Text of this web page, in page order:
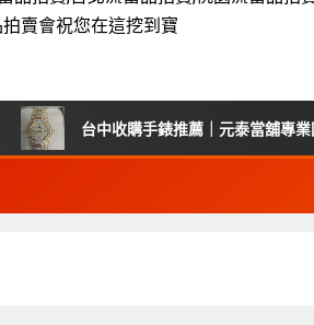
賣會祝您在這挖到寶
台中收購手錶推薦｜元泰當舖專業回收